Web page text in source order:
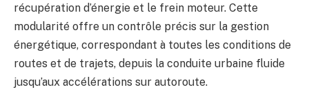
récupération d’énergie et le frein moteur. Cette
modularité offre un contrôle précis sur la gestion
énergétique, correspondant à toutes les conditions de
routes et de trajets, depuis la conduite urbaine fluide
jusqu’aux accélérations sur autoroute.